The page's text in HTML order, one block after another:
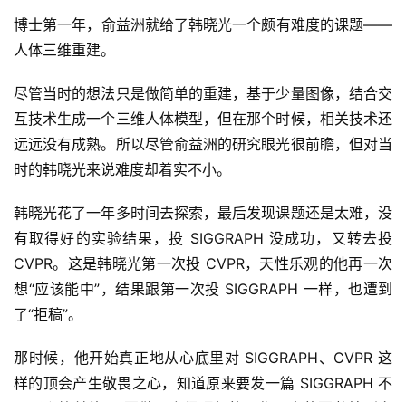
博士第一年，俞益洲就给了韩晓光一个颇有难度的课题——
人体三维重建。
尽管当时的想法只是做简单的重建，基于少量图像，结合交
互技术生成一个三维人体模型，但在那个时候，相关技术还
远远没有成熟。所以尽管俞益洲的研究眼光很前瞻，但对当
时的韩晓光来说难度却着实不小。
韩晓光花了一年多时间去探索，最后发现课题还是太难，没
有取得好的实验结果，投 SIGGRAPH 没成功，又转去投
CVPR。这是韩晓光第一次投 CVPR，天性乐观的他再一次
想“应该能中”，结果跟第一次投 SIGGRAPH 一样，也遭到
了“拒稿”。
那时候，他开始真正地从心底里对 SIGGRAPH、CVPR 这
样的顶会产生敬畏之心，知道原来要发一篇 SIGGRAPH 不